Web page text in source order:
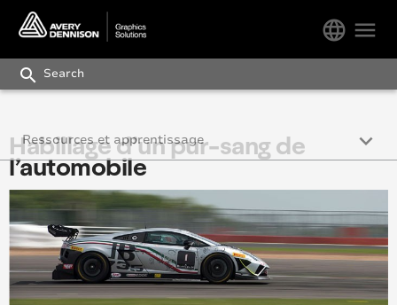
menu
language
search
Habillage d’un pur-sang de
l’automobile
Ressources et apprentissage keyboard_arrow_down
Études de cas
Formation et certification
Avery Graphics Academy
REACH